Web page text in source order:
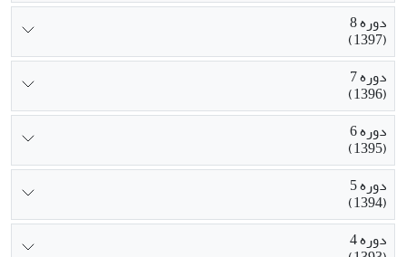
دوره 8
(1397)
دوره 7
(1396)
دوره 6
(1395)
دوره 5
(1394)
دوره 4